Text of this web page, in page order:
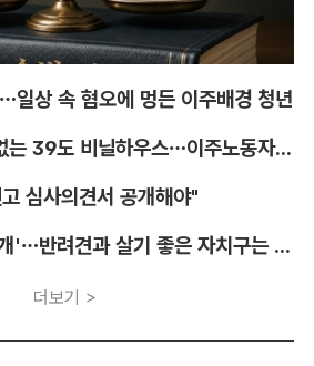
상 속 혐오에 멍든 이주배경 청년
[르포] 선풍기 하나 없는 39도 비닐하우스…이주노동자의 '악몽같은 폭염'
심사의견서 공개해야"
'무더위도 함께 피하개'…반려견과 살기 좋은 자치구는 어디
더보기 >